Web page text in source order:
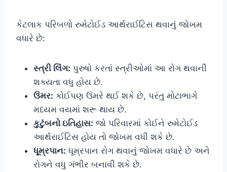
કેટલાક પરિબળો રુમેટોઈડ આર્થરાઈટિસ થવાનું જોખમ
વધારે છે:
સ્ત્રી લિંગ: પુરુષો કરતાં સ્ત્રીઓમાં આ રોગ થવાની
શક્યતા વધુ હોય છે.
ઉંમર: કોઈપણ ઉંમરે થઈ શકે છે, પરંતુ મોટાભાગે
મધ્યમ વયમાં શરૂ થાય છે.
કુટુંબનો ઇતિહાસ: જો પરિવારમાં કોઈને રુમેટોઈડ
આર્થરાઈટિસ હોય તો જોખમ વધી શકે છે.
ધૂમ્રપાન: ધૂમ્રપાન રોગ થવાનું જોખમ વધારે છે અને
રોગને વધુ ગંભીર બનાવી શકે છે.